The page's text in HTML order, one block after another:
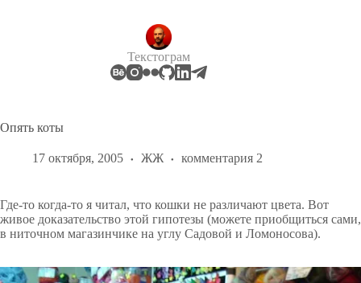
Текстограм
Опять коты
17 октября, 2005 ЖЖ комментария 2
Где-то когда-то я читал, что кошки не различают цвета. Вот
живое доказательство этой гипотезы (можете приобщиться сами,
в ниточном магазинчике на углу Садовой и Ломоносова).